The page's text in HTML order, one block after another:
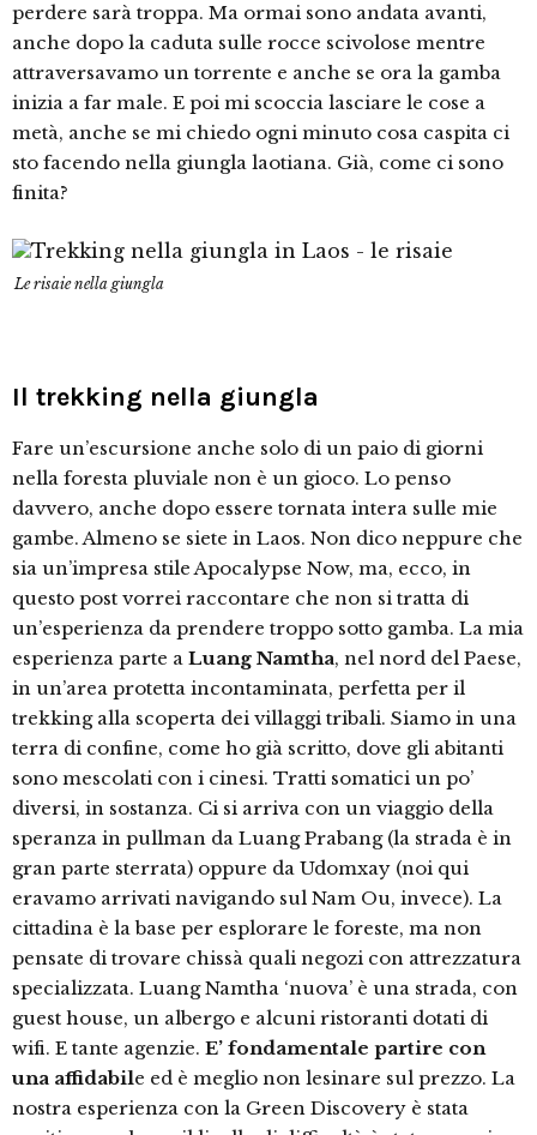
perdere sarà troppa. Ma ormai sono andata avanti,
anche dopo la caduta sulle rocce scivolose mentre
attraversavamo un torrente e anche se ora la gamba
inizia a far male. E poi mi scoccia lasciare le cose a
metà, anche se mi chiedo ogni minuto cosa caspita ci
sto facendo nella giungla laotiana. Già, come ci sono
finita?
Le risaie nella giungla
Il trekking nella giungla
Fare un’escursione anche solo di un paio di giorni
nella foresta pluviale non è un gioco. Lo penso
davvero, anche dopo essere tornata intera sulle mie
gambe. Almeno se siete in Laos. Non dico neppure che
sia un’impresa stile Apocalypse Now, ma, ecco, in
questo post vorrei raccontare che non si tratta di
un’esperienza da prendere troppo sotto gamba. La mia
esperienza parte a Luang Namtha, nel nord del Paese,
in un’area protetta incontaminata, perfetta per il
trekking alla scoperta dei villaggi tribali. Siamo in una
terra di confine, come ho già scritto, dove gli abitanti
sono mescolati con i cinesi. Tratti somatici un po’
diversi, in sostanza. Ci si arriva con un viaggio della
speranza in pullman da Luang Prabang (la strada è in
gran parte sterrata) oppure da Udomxay (noi qui
eravamo arrivati navigando sul Nam Ou, invece). La
cittadina è la base per esplorare le foreste, ma non
pensate di trovare chissà quali negozi con attrezzatura
specializzata. Luang Namtha ‘nuova’ è una strada, con
guest house, un albergo e alcuni ristoranti dotati di
wifi. E tante agenzie. E’ fondamentale partire con
una affidabile ed è meglio non lesinare sul prezzo. La
nostra esperienza con la Green Discovery è stata